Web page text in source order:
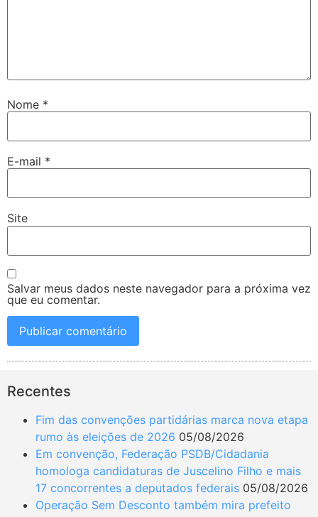
Nome *
E-mail *
Site
Salvar meus dados neste navegador para a próxima vez
que eu comentar.
Recentes
Fim das convenções partidárias marca nova etapa
rumo às eleições de 2026 05/08/2026
Em convenção, Federação PSDB/Cidadania
homologa candidaturas de Juscelino Filho e mais
17 concorrentes a deputados federais 05/08/2026
Operação Sem Desconto também mira prefeito